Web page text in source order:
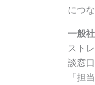
につ
一般
スト
談窓
「担